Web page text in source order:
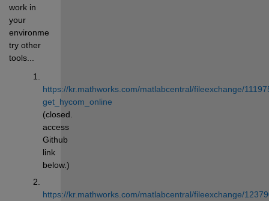
work in
your
environment,
try other
tools...
https://kr.mathworks.com/matlabcentral/fileexchange/
get_hycom_online
(closed.
access
Github
link
below.)
https://kr.mathworks.com/matlabcentral/fileexchange/